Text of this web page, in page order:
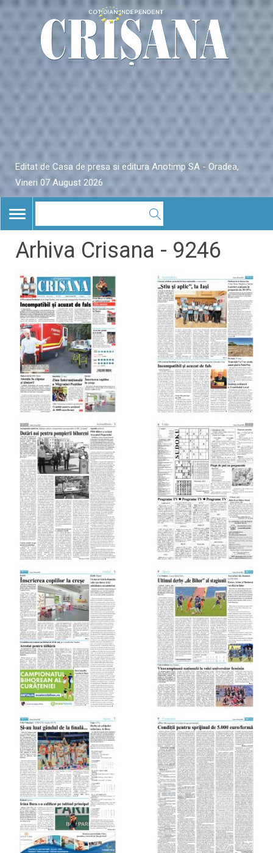
Editat de Casa de presa si editura Anotimp SA - Oradea,
Vineri 07 August 2026
TOGGLE
NAVIGATION
Arhiva Crisana - 9246